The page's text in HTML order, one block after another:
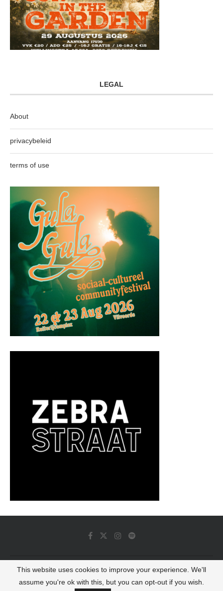
LEGAL
About
privacybeleid
terms of use
© 2022 - Luminous Dash All Rights Reserved
This website uses cookies to improve your experience. We'll
assume you're ok with this, but you can opt-out if you wish.